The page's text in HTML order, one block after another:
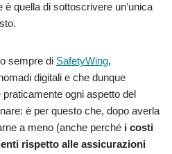
quella di sottoscrivere un’unica
sempre di SafetyWing,
digitali e che dunque
ogni aspetto del
è per questo che, dopo averla
a meno (anche perché i costi
rispetto alle assicurazioni